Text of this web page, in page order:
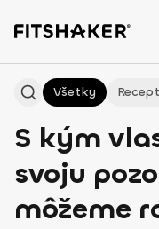
Všetky
S kým
svoju
môžeme